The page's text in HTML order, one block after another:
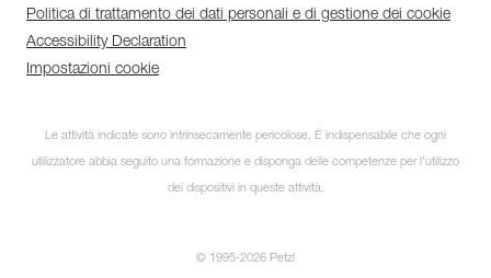
Politica di trattamento dei dati personali e di gestione dei cookie
Accessibility Declaration
Impostazioni cookie
Le attività indicate sono intrinsecamente pericolose. È indispensabile che ogni
utilizzatore abbia seguito una formazione e disponga delle competenze per l’utilizzo
dei dispositivi in queste attività.
© 1995-2026 Petzl